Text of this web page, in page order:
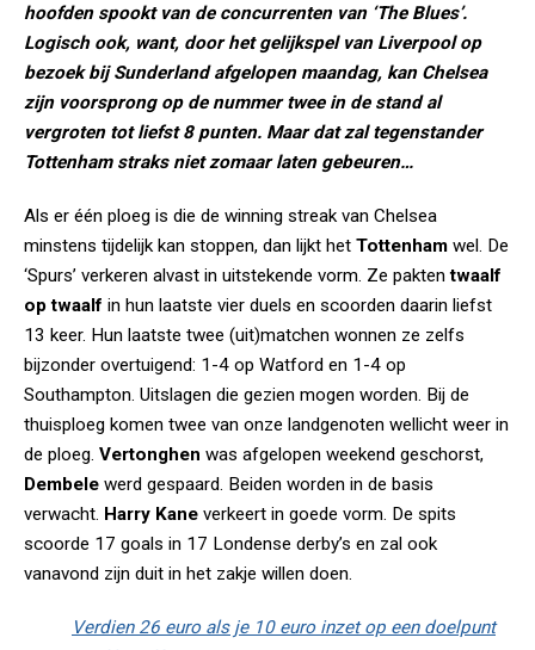
hoofden spookt van de concurrenten van ‘The Blues’.
Logisch ook, want, door het gelijkspel van Liverpool op
bezoek bij Sunderland afgelopen maandag, kan Chelsea
zijn voorsprong op de nummer twee in de stand al
vergroten tot liefst 8 punten. Maar dat zal tegenstander
Tottenham straks niet zomaar laten gebeuren…
Als er één ploeg is die de winning streak van Chelsea
minstens tijdelijk kan stoppen, dan lijkt het Tottenham wel. De
‘Spurs’ verkeren alvast in uitstekende vorm. Ze paktentwaalf
op twaalf in hun laatste vier duels en scoorden daarin liefst
13 keer. Hun laatste twee (uit)matchen wonnen ze zelfs
bijzonder overtuigend: 1-4 op Watford en 1-4 op
Southampton. Uitslagen die gezien mogen worden. Bij de
thuisploeg komen twee van onze landgenoten wellicht weer in
de ploeg. Vertonghen was afgelopen weekend geschorst,
Dembele werd gespaard. Beiden worden in de basis
verwacht. Harry Kane verkeert in goede vorm. De spits
scoorde 17 goals in 17 Londense derby’s en zal ook
vanavond zijn duit in het zakje willen doen.
Verdien 26 euro als je 10 euro inzet op een doelpunt